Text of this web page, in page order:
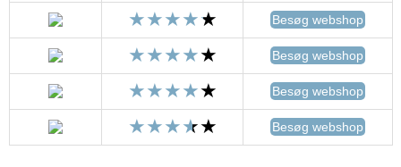
Besøg webshop
Besøg webshop
Besøg webshop
Besøg webshop